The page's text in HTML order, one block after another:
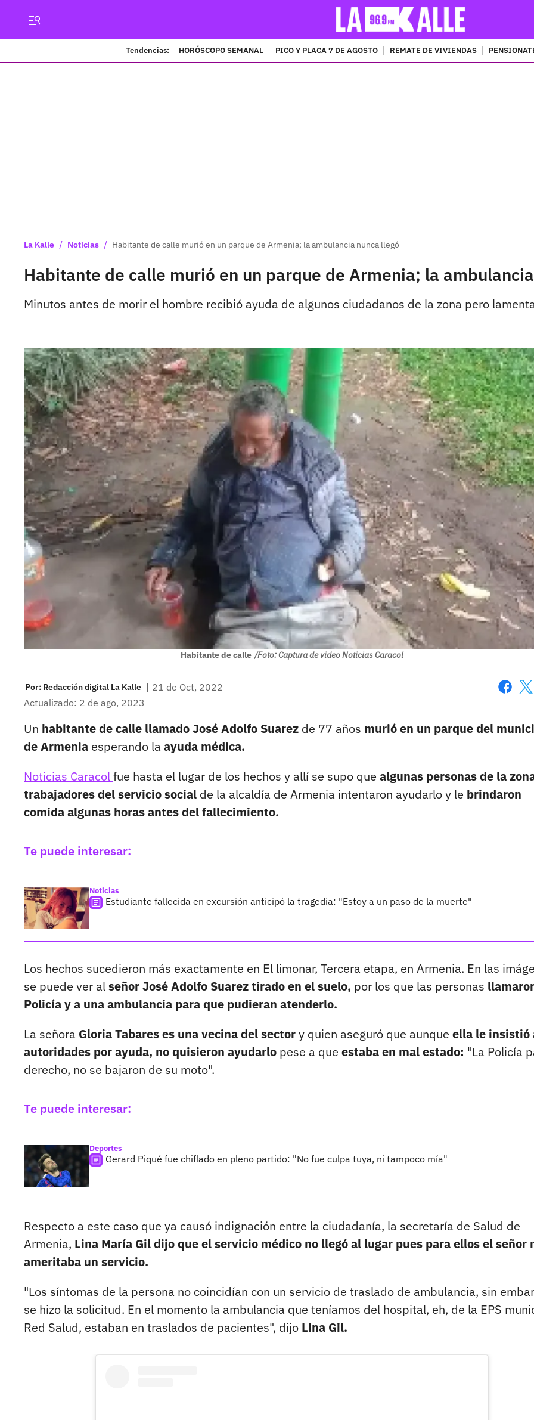
Tendencias: HORÓSCOPO SEMANAL PICO Y PLACA 7 DE AGOSTO REMATE DE VIVIENDAS
La Kalle / Noticias / Habitante de calle murió en un parque de Armenia; la ambulancia nunca llegó
Habitante de calle murió en un parque de Armenia; la
Minutos antes de morir el hombre recibió ayuda de algunos ciudadanos de la zona pero
Habitante de calle /Foto: Captura de video Noticias Caracol
Por: Redacción digital La Kalle | 21 de Oct, 2022
Actualizado: 2 de ago, 2023
Un habitante de calle llamado José Adolfo Suarez de 77 años murió en un parque del
de Armenia esperando la ayuda médica.
Noticias Caracolfue hasta el lugar de los hechos y allí se supo que algunas personas de la
trabajadores del servicio social de la alcaldía de Armenia intentaron ayudarlo y le brindaron
comida algunas horas antes del fallecimiento.
Te puede interesar:
Noticias
Estudiante fallecida en excursión anticipó la tragedia: "Estoy a un paso de la muerte"
Los hechos sucedieron más exactamente en El limonar, Tercera etapa, en Armenia. En las
se puede ver alseñor José Adolfo Suarez tirado en el suelo, por los que las personas
Policía y a una ambulancia para que pudieran atenderlo.
La señora Gloria Tabares es una vecina del sectory quien aseguró que aunque ella le insistió
autoridades por ayuda, no quisieron ayudarlo pese a que estaba en mal estado: "La Policía
derecho, no se bajaron de su moto".
Te puede interesar:
Deportes
Gerard Piqué fue chiflado en pleno partido: "No fue culpa tuya, ni tampoco mía"
Respecto a este caso que ya causó indignación entre la ciudadanía, la secretaría de Salud de
Armenia, Lina María Gil dijo que el servicio médico no llegó al lugar pues para ellos el señor
ameritaba un servicio.
"Los síntomas de la persona no coincidían con un servicio de traslado de ambulancia, sin
se hizo la solicitud. En el momento la ambulancia que teníamos del hospital, eh, de la EPS
Red Salud, estaban en traslados de pacientes", dijo Lina Gil.